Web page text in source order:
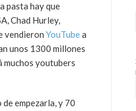
pasta hay que
Chad Hurley,
vendieron YouTubea
unos 1300 millones
muchos youtubers
empezarla, y 70